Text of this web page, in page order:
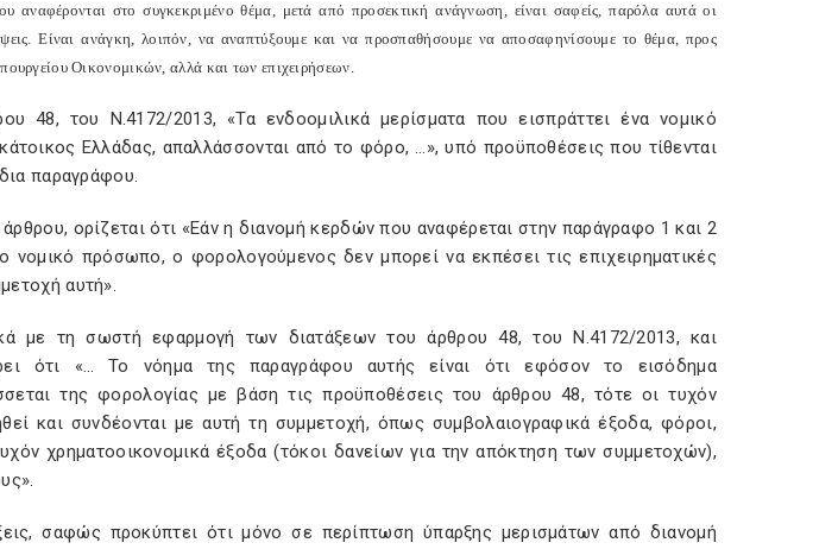
αναφέρονται στο συγκεκριμένο θέμα, μετά από προσεκτική ανάγνωση, είναι σαφείς, παρόλα αυτά οι
Είναι ανάγκη, λοιπόν, να αναπτύξουμε και να προσπαθήσουμε να αποσαφηνίσουμε το θέμα, προς
Οικονομικών, αλλά και των επιχειρήσεων.
48, του Ν.4172/2013, «Τα ενδοομιλικά μερίσματα που εισπράττει ένα νομικό
Ελλάδας, απαλλάσσονται από το φόρο, …», υπό προϋποθέσεις που τίθενται
παραγράφου.
ορίζεται ότι «Εάν η διανομή κερδών που αναφέρεται στην παράγραφο 1 και 2
νομικό πρόσωπο, ο φορολογούμενος δεν μπορεί να εκπέσει τις επιχειρηματικές
αυτή».
με τη σωστή εφαρμογή των διατάξεων του άρθρου 48, του Ν.4172/2013, και
ότι «… Το νόημα της παραγράφου αυτής είναι ότι εφόσον το εισόδημα
της φορολογίας με βάση τις προϋποθέσεις του άρθρου 48, τότε οι τυχόν
και συνδέονται με αυτή τη συμμετοχή, όπως συμβολαιογραφικά έξοδα, φόροι,
χρηματοοικονομικά έξοδα (τόκοι δανείων για την απόκτηση των συμμετοχών),
σαφώς προκύπτει ότι μόνο σε περίπτωση ύπαρξης μερισμάτων από διανομή